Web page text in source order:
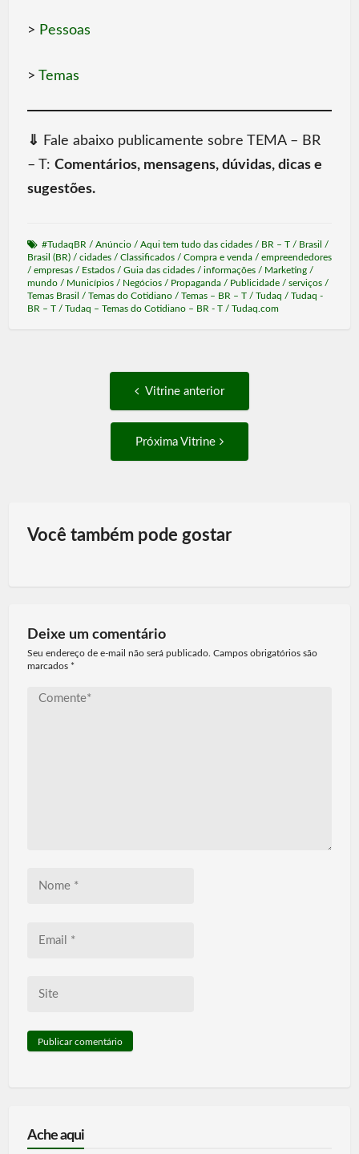
> Pessoas
> Temas
⇓
Fale abaixo publicamente sobre TEMA – BR
– T: Comentários, mensagens, dúvidas, dicas e
sugestões.
#TudaqBR/ Anúncio/ Aqui tem tudo das cidades/ BR – T/ Brasil /
Brasil (BR)/ cidades/ Classificados/ Compra e venda/ empreendedores
/ empresas/ Estados/ Guia das cidades/ informações/ Marketing/
mundo/ Municípios/ Negócios/ Propaganda/ Publicidade/ serviços/
Temas Brasil / Temas do Cotidiano/ Temas – BR – T/ Tudaq / Tudaq -
BR – T/ Tudaq – Temas do Cotidiano – BR - T/ Tudaq.com
navigation
Vitrine anterior
Próxima Vitrine
Você também pode gostar
Deixe um comentário
Seu endereço de e-mail não será publicado. Campos obrigatórios são
marcados *
Comente*
Ache aqui